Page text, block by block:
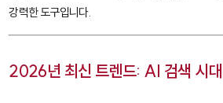
강력한 도구입니다.
2026년 최신 트렌드: AI 검색 시